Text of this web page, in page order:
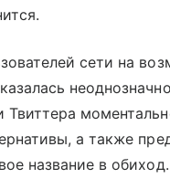
сети на
Твиттера
а также
название в обиход.